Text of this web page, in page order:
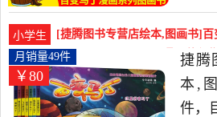
籍连
清仓
专营
当中
小学生
[捷腾图书专营店绘本,图画书]
二辑注音版全套7月销量49件仅
￥80
月销量49件
捷腾
本,
件，